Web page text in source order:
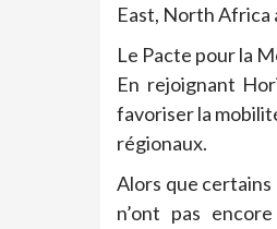
East, North Africa
Le Pacte pour la
En rejoignant
favoriser la
régionaux.
Alors que certains
n’ont pas